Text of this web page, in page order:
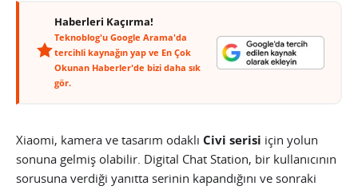
Haberleri Kaçırma!
Teknoblog'u Google Arama'da
tercihli kaynağın yap ve En Çok
Okunan Haberler'de bizi daha sık
gör.
Xiaomi, kamera ve tasarım odaklı Civi serisi için yolun
sonuna gelmiş olabilir. Digital Chat Station, bir kullanıcının
sorusuna verdiği yanıtta serinin kapandığını ve sonraki